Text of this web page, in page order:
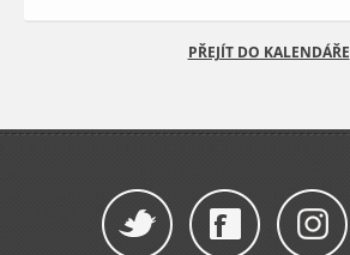
PŘEJÍT DO KALENDÁŘE